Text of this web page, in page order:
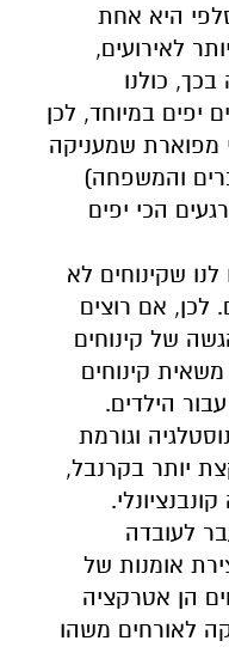
היא אחת
לאירועים,
כולנו
יפים במיוחד, לכן
שמעניקה
והמשפחה)
הכי יפים
שקינוחים לא
לכן, אם רוצים
של קינוחים
קינוחים
הילדים.
וגורמת
יותר בקרנבל,
לעובדה
אומנות של
הן אטרקציה
לאורחים משהו